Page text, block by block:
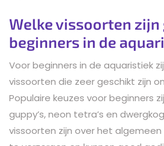
Welke vissoorten
beginners in de
Voor beginners in de aquaristiek
vissoorten die zeer geschikt zijn
Populaire keuzes voor beginners
guppy’s, neon tetra’s en
vissoorten zijn over het algemeen